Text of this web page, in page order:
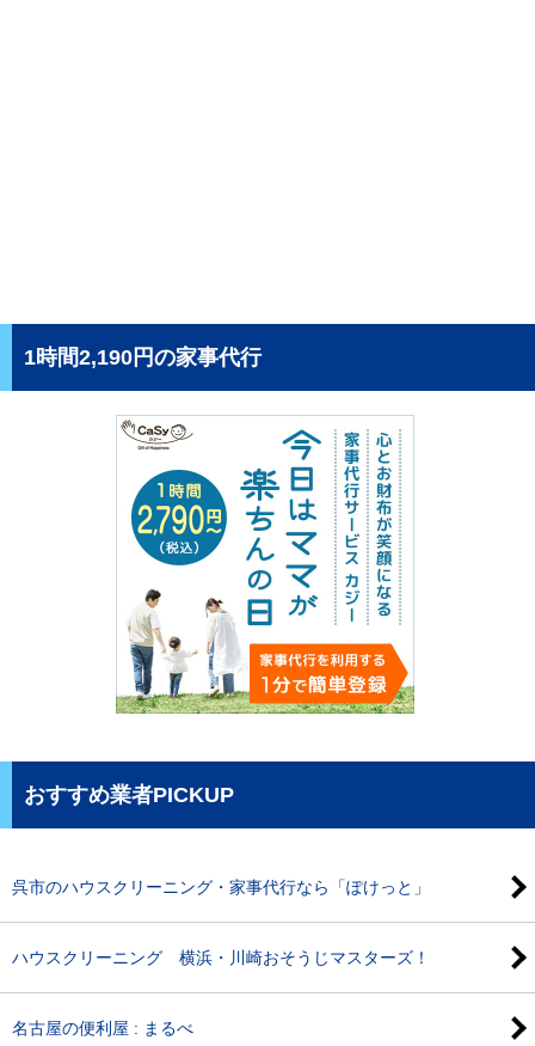
1時間2,190円の家事代行
おすすめ業者PICKUP
呉市のハウスクリーニング・家事代行なら「ぽけっと」
ハウスクリーニング 横浜・川崎おそうじマスターズ！
名古屋の便利屋 : まるべ